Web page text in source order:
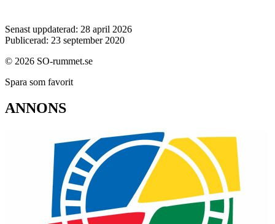
Senast uppdaterad: 28 april 2026
Publicerad: 23 september 2020
© 2026 SO-rummet.se
Spara som favorit
ANNONS